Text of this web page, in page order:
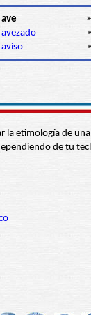
avezado
aviso
etimología de
de tu